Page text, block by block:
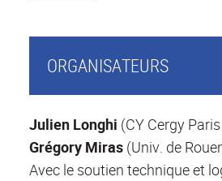
ORGANISATEURS
Julien Longhi (CY Cergy
Grégory Miras (Univ. de
Avec le soutien technique et